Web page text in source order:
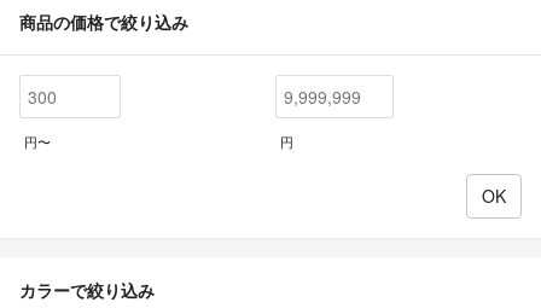
商品の価格で絞り込み
円〜 円
カラーで絞り込み